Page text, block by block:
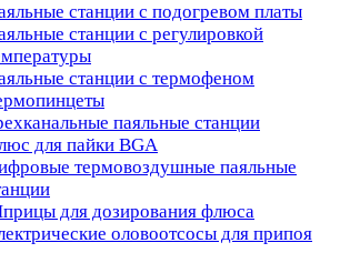
станции с подогревом платы
станции с регулировкой
станции с термофеном
паяльные станции
для пайки BGA
термовоздушные паяльные
для дозирования флюса
оловоотсосы для припоя